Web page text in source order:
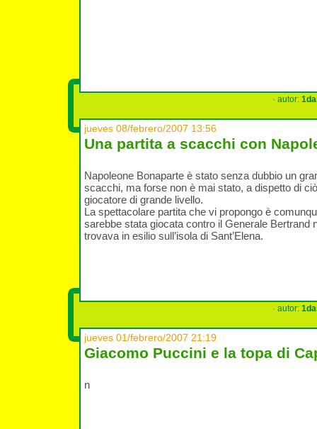
· autor:
jueves 08/febrero/2007 13:56
Una partita a scacchi con
Napoleone Bonaparte è stato senza dubbio un
scacchi, ma forse non è mai stato, a dispetto di
giocatore di grande livello.
La spettacolare partita che vi propongo è
sarebbe stata giocata contro il Generale Bertrand
trovava in esilio sull’isola di Sant’Elena.
· autor:
jueves 01/febrero/2007 21:19
Giacomo Puccini e la topa di
n